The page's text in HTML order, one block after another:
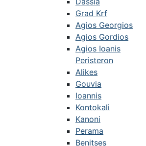
Grad Krf
Agios Georgios
Agios Gordios
Agios Ioanis
Peristeron
Alikes
Gouvia
Ioannis
Kontokali
Kanoni
Perama
Benitses